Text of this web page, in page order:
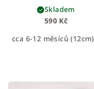
590 Kč
cca 6-12 měsíců (12cm)
Skladem